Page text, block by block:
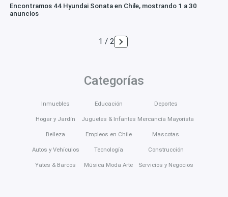
Encontramos 44 Hyundai Sonata en Chile, mostrando 1 a 30
anuncios
1 / 2
Categorías
Inmuebles
Hogar y Jardín
Belleza
Autos y Vehículos
Yates & Barcos
Educación
Juguetes & Infantes
Empleos en Chile
Tecnología
Música Moda Arte
Deportes
Mercancía Mayorista
Mascotas
Construcción
Servicios y Negocios